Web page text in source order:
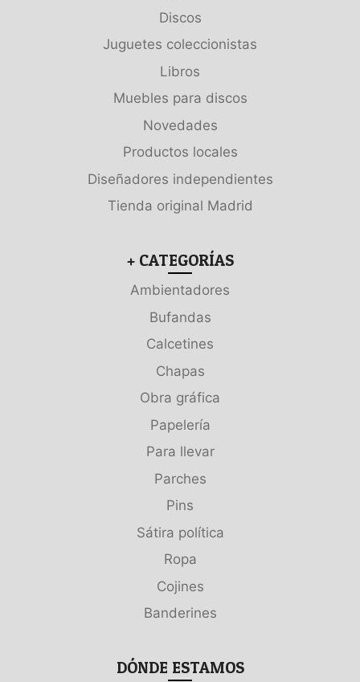
Discos
Juguetes coleccionistas
Libros
Muebles para discos
Novedades
Productos locales
Diseñadores independientes
Tienda original Madrid
+ CATEGORÍAS
Ambientadores
Bufandas
Calcetines
Chapas
Obra gráfica
Papelería
Para llevar
Parches
Pins
Sátira política
Ropa
Cojines
Banderines
DÓNDE ESTAMOS